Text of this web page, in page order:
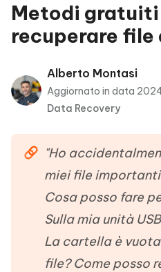
ReiBoot
PDNob
PDF
Editor
New
iAnyGo
Metodi
recuperare file
Alberto Montasi
Aggiornato in data
Data Recovery
"Ho
miei file
Cosa posso fare
Sulla mia unità
La cartella è
file? Come posso